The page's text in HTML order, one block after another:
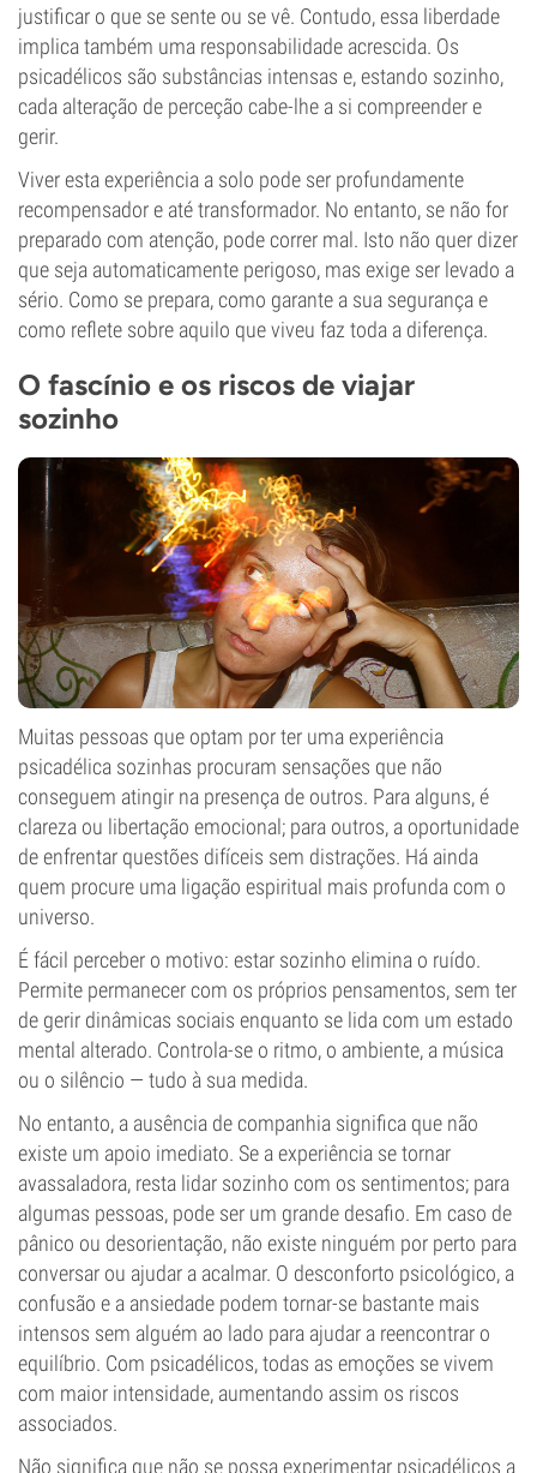
justificar o que se sente ou se vê. Contudo, essa liberdade
implica também uma responsabilidade acrescida. Os
psicadélicos são substâncias intensas e, estando sozinho,
cada alteração de perceção cabe-lhe a si compreender e
gerir.
Viver esta experiência a solo pode ser profundamente
recompensador e até transformador. No entanto, se não for
preparado com atenção, pode correr mal. Isto não quer dizer
que seja automaticamente perigoso, mas exige ser levado a
sério. Como se prepara, como garante a sua segurança e
como reflete sobre aquilo que viveu faz toda a diferença.
O fascínio e os riscos de viajar
sozinho
Muitas pessoas que optam por ter uma experiência
psicadélica sozinhas procuram sensações que não
conseguem atingir na presença de outros. Para alguns, é
clareza ou libertação emocional; para outros, a oportunidade
de enfrentar questões difíceis sem distrações. Há ainda
quem procure uma ligação espiritual mais profunda com o
universo.
É fácil perceber o motivo: estar sozinho elimina o ruído.
Permite permanecer com os próprios pensamentos, sem ter
de gerir dinâmicas sociais enquanto se lida com um estado
mental alterado. Controla-se o ritmo, o ambiente, a música
ou o silêncio — tudo à sua medida.
No entanto, a ausência de companhia significa que não
existe um apoio imediato. Se a experiência se tornar
avassaladora, resta lidar sozinho com os sentimentos; para
algumas pessoas, pode ser um grande desafio. Em caso de
pânico ou desorientação, não existe ninguém por perto para
conversar ou ajudar a acalmar. O desconforto psicológico, a
confusão e a ansiedade podem tornar-se bastante mais
intensos sem alguém ao lado para ajudar a reencontrar o
equilíbrio. Com psicadélicos, todas as emoções se vivem
com maior intensidade, aumentando assim os riscos
associados.
Não significa que não se possa experimentar psicadélicos a